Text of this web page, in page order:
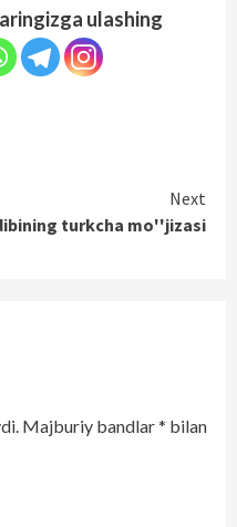
ulashing
Next
turkcha mo''jizasi
Majburiy bandlar* bilan